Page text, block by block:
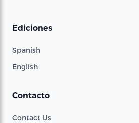
Ediciones
Spanish
English
Contacto
Contact Us